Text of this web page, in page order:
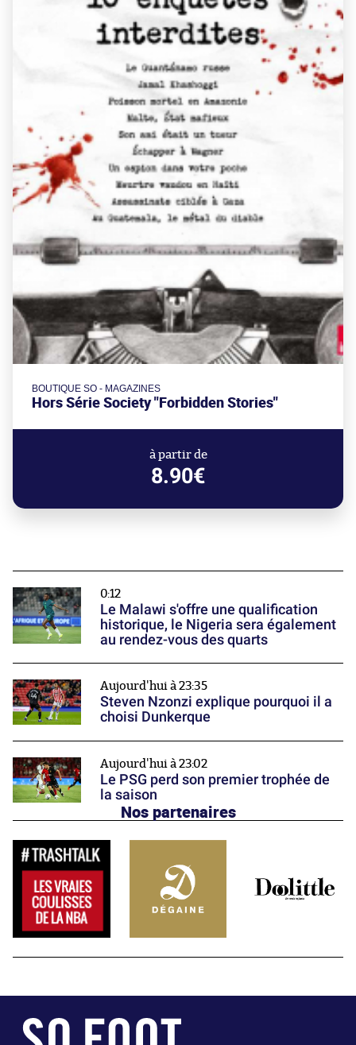
BOUTIQUE SO - MAGAZINES
Hors Série Society "Forbidden Stories"
à partir de
8.90€
0:12
Le Malawi s'offre une qualification
historique, le Nigeria sera également
au rendez-vous des quarts
Aujourd'hui à 23:35
Steven Nzonzi explique pourquoi il a
choisi Dunkerque
Aujourd'hui à 23:02
Le PSG perd son premier trophée de
la saison
Nos partenaires